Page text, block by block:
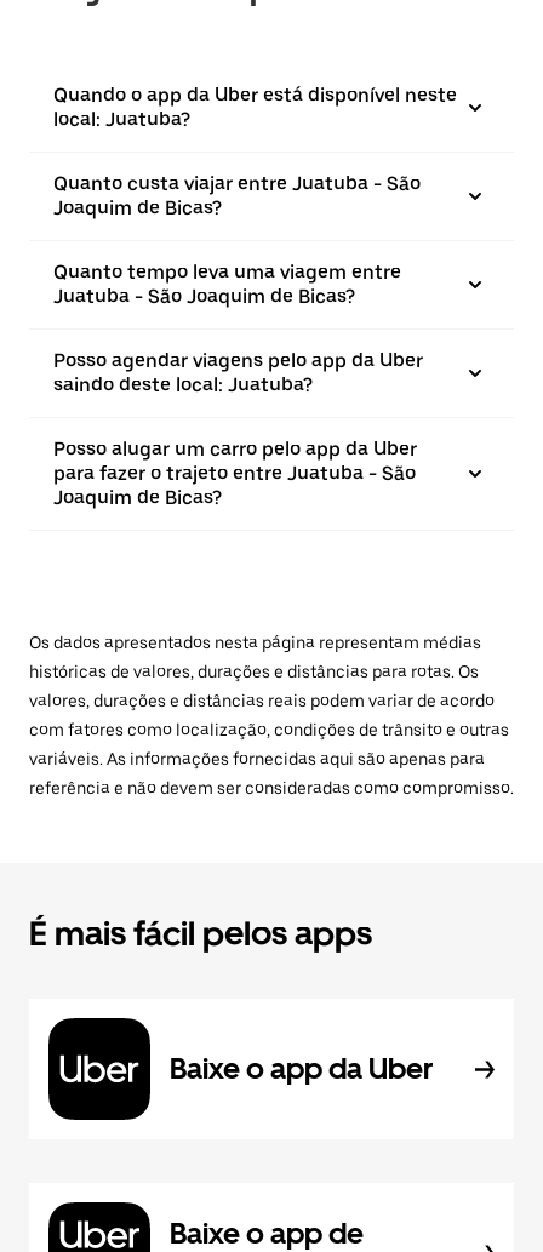
Quando o app da Uber está disponível neste
local: Juatuba?
Quanto custa viajar entre Juatuba - São
Joaquim de Bicas?
Quanto tempo leva uma viagem entre
Juatuba - São Joaquim de Bicas?
Posso agendar viagens pelo app da Uber
saindo deste local: Juatuba?
Posso alugar um carro pelo app da Uber
para fazer o trajeto entre Juatuba - São
Joaquim de Bicas?
Os dados apresentados nesta página representam médias
históricas de valores, durações e distâncias para rotas. Os
valores, durações e distâncias reais podem variar de acordo
com fatores como localização, condições de trânsito e outras
variáveis. As informações fornecidas aqui são apenas para
referência e não devem ser consideradas como compromisso.
É mais fácil pelos apps
Baixe o app da Uber
Baixe o app de